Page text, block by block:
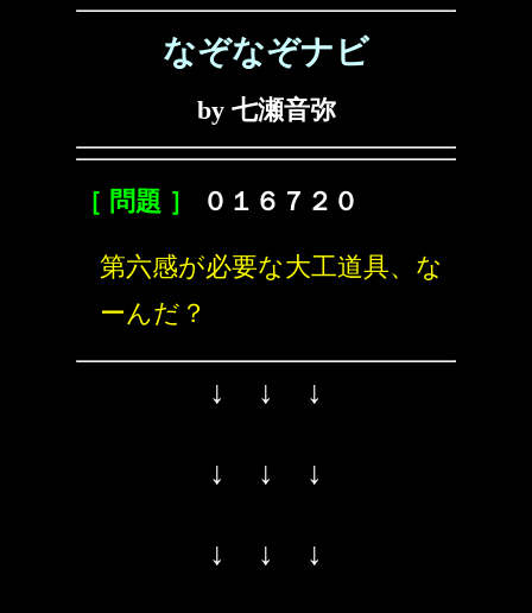
なぞなぞナビ
by 七瀬音弥
［ 問題 ］ ０１６７２０
第六感が必要な大工道具、な
ーんだ？
↓ ↓ ↓
↓ ↓ ↓
↓ ↓ ↓